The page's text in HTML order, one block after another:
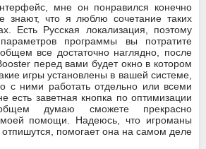
мне он понравился конечно
что я люблю сочетание таких
Есть Русская локализация, поэтому
программы вы потратите
все достаточно наглядно, после
перед вами будет окно в котором
игры установлены в вашей системе,
с ними работать отдельно или всеми
есть заветная кнопка по оптимизации
думаю сможете прекрасно
моей помощи. Надеюсь, что игроманы
отпишутся, помогает она на самом деле